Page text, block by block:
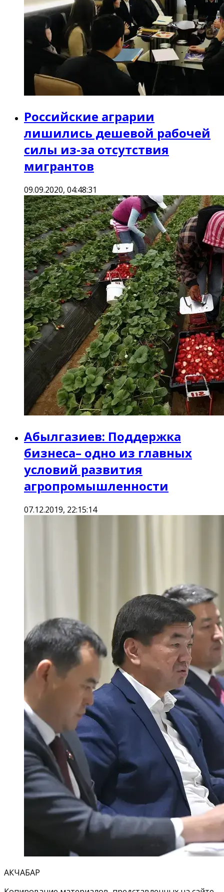
Российские аграрии
лишились дешевой рабочей
силы из-за отсутствия
мигрантов
09.09.2020, 04:48:31
Абылгазиев: Поддержка
бизнеса– одно из главных
условий развития
агропромышленности
07.12.2019, 22:15:14
АКЧАБАР